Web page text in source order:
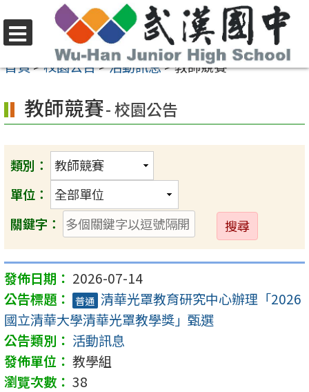
至
內
容
選
單
首頁>校園公告>活動訊息>教師競賽
教師競賽- 校園公告
類別：
單位：
關鍵字：
送
出
2026-07-14
普通 清華光罩教育研究中心辦理「2026
國立清華大學清華光罩教學獎」甄選
活動訊息
教學組
38